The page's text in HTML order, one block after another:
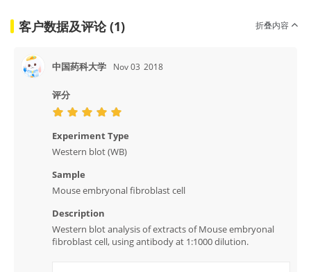
客户数据及评论 (1) 折叠内容
中国药科大学 Nov 03 2018
评分
Experiment Type
Western blot (WB)
Sample
Mouse embryonal fibroblast cell
Description
Western blot analysis of extracts of Mouse embryonal
fibroblast cell, using antibody at 1:1000 dilution.